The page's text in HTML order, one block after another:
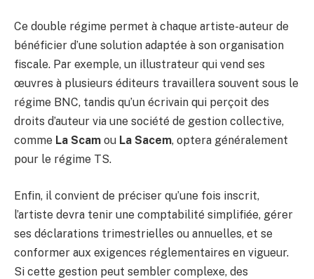
Ce double régime permet à chaque artiste-auteur de
bénéficier d’une solution adaptée à son organisation
fiscale. Par exemple, un illustrateur qui vend ses
œuvres à plusieurs éditeurs travaillera souvent sous le
régime BNC, tandis qu’un écrivain qui perçoit des
droits d’auteur via une société de gestion collective,
comme La Scam ou La Sacem, optera généralement
pour le régime TS.
Enfin, il convient de préciser qu’une fois inscrit,
l’artiste devra tenir une comptabilité simplifiée, gérer
ses déclarations trimestrielles ou annuelles, et se
conformer aux exigences réglementaires en vigueur.
Si cette gestion peut sembler complexe, des